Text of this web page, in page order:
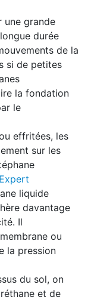
une grande
durée
de la
si de petites
la fondation
le
effritées, les
sur les
liquide
davantage
Il
ou
la pression
du sol, on
et de